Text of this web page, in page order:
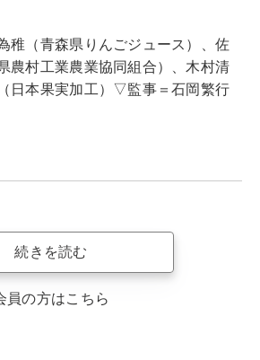
（青森県りんごジュース）、佐
農村工業農業協同組合）、木村清
日本果実加工）▽監事＝石岡繁行
続きを読む
員の方はこちら